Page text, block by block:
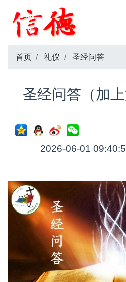
首页 礼仪 圣经问答
圣经问答（加上
2026-06-01